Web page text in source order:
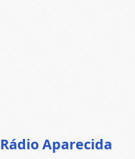
Rádio Aparecida